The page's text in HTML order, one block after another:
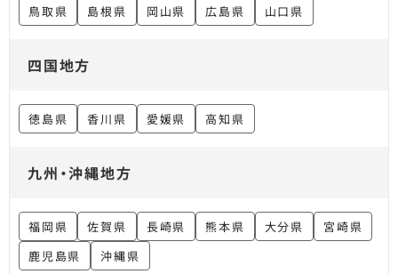
鳥取県 島根県 岡山県 広島県 山口県
四国地方
徳島県 香川県 愛媛県 高知県
九州・沖縄地方
福岡県 佐賀県 長崎県 熊本県 大分県
宮崎県
鹿児島県
沖縄県